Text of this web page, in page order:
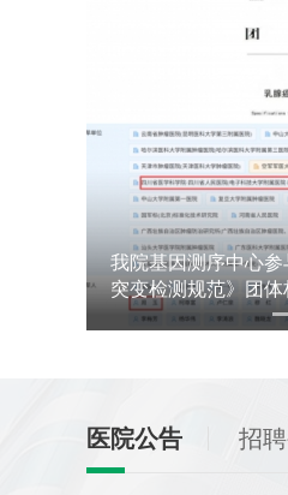
第五届天府感染学
医院公告 招